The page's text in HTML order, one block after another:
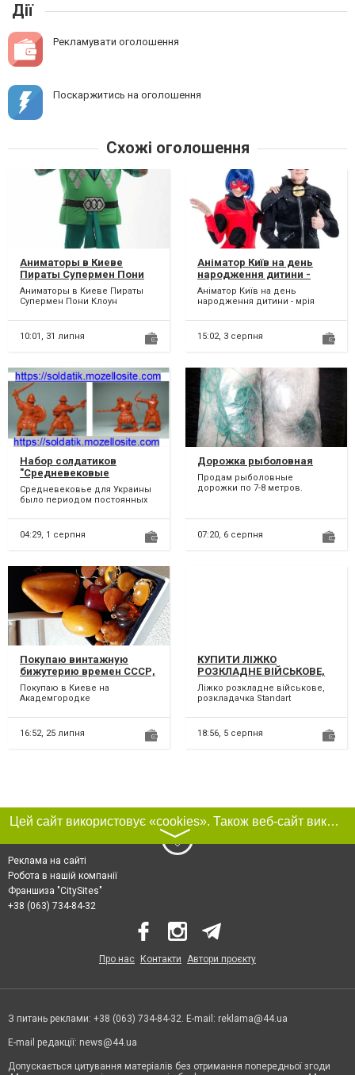
Дії
Рекламувати оголошення
Поскаржитись на оголошення
Схожі оголошення
Аниматоры в Киеве
Пираты Супермен Пони
Клоун Единорожка
Аниматоры в Киеве Пираты
Супермен Пони Клоун
на помощь или давайте
удиви...
10:01, 31 липня
Аніматор Київ на день
народження дитини -
мрія кожної дитини.
Аніматор Київ на день
народження дитини - мрія
стануть кращими друзям...
15:02, 3 серпня
Набор солдатиков
"Средневековые
украинские воины XIV-XV
веков" 8 штук,
Солдатики, игровой
набор, игрушки
Средневековье для Украины
было периодом постоянных
противостояний. В разные
времена терр...
04:29, 1 серпня
Дорожка рыболовная
Продам рыболовные
дорожки по 7-8 метров.
Возможно...
07:20, 6 серпня
Покупаю винтажную
бижутерию времен СССР,
украшения СССР серебро
875 Киев, Академгородок
Покупаю в Киеве на
Академгородке
винтажную бижутерию,
украшения торговой марки...
16:52, 25 липня
КУПИТИ ЛІЖКО
РОЗКЛАДНЕ ВІЙСЬКОВЕ,
РОЗКЛАДАЧКА STANDART
МУЛЬТИКАМ (СУМКА З
ВІАНД (VIAND)
Ліжко розкладне військове,
розкладачка Standart
комплекті) Тільки наші...
18:56, 5 серпня
Цей сайт використовує «cookies». Також веб-сайт використовує інтернет-сервіс для збору технічних даних стосовно відвідувачів з метою отримання маркетингової та статистичної інформації. Умови обробки даних відвідувачів сайту див.
〉
Реклама на сайті
Робота в нашій компанії
Франшиза "CitySites"
+38 (063) 734-84-32
Про нас Контакти Автори проєкту
З питань реклами: +38 (063) 734-84-32. E-mail: reklama@44.ua
E-mail редакції: news@44.ua
Допускається цитування матеріалів без отримання попередньої згоди